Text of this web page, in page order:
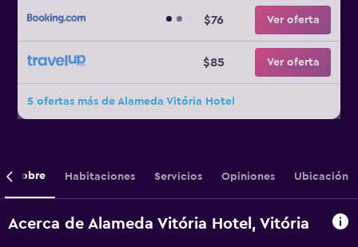
$76 Ver oferta
$85 Ver oferta
5 ofertas más de Alameda Vitória Hotel
Sobre Habitaciones Servicios Opiniones Ubicación
Acerca de Alameda Vitória Hotel, Vitória